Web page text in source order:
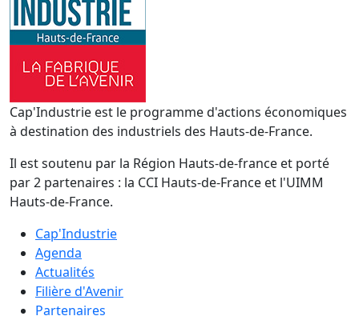
Cap'Industrie est le programme d'actions économiques
à destination des industriels des Hauts-de-France.
Il est soutenu par la Région Hauts-de-france et porté
par 2 partenaires : la CCI Hauts-de-France et l'UIMM
Hauts-de-France.
Cap'Industrie
Agenda
Actualités
Filière d'Avenir
Partenaires